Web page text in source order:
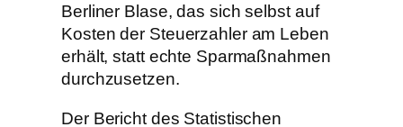
Berliner Blase, das sich selbst auf
Kosten der Steuerzahler am Leben
erhält, statt echte Sparmaßnahmen
durchzusetzen.
Der Bericht des Statistischen